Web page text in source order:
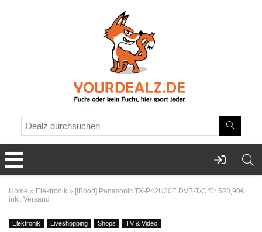
Home » Elektronik » [iBood] Panasonic TX-P42U20E DVB-T/C für 528,90€
inkl. Versand
Elektronik Liveshopping Shops TV & Video